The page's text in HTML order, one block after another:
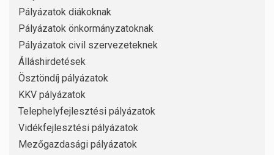
Pályázatok diákoknak
Pályázatok önkormányzatoknak
Pályázatok civil szervezeteknek
Álláshirdetések
Ösztöndíj pályázatok
KKV pályázatok
Telephelyfejlesztési pályázatok
Vidékfejlesztési pályázatok
Mezőgazdasági pályázatok